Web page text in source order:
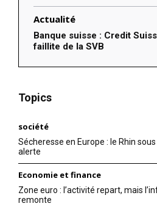
Actualité
Banque suisse : Credit
faillite de la SVB
Topics
société
Sécheresse en Europe : le Rhin
alerte
Economie et finance
Zone euro : l’activité repart, mais
remonte